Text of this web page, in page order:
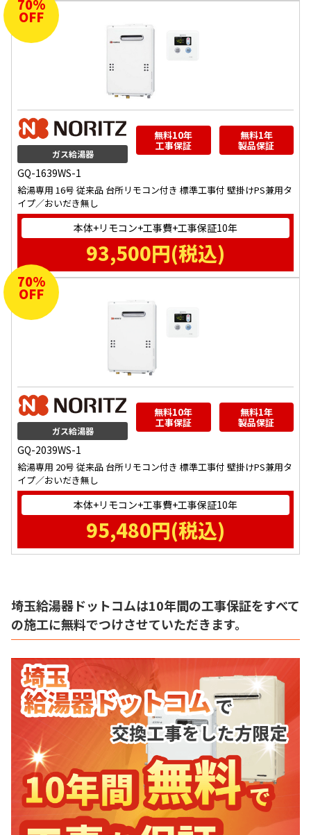
70%
OFF
ガス給湯器
無料10年
工事保証
無料1年
製品保証
GQ-1639WS-1
給湯専用 16号 従来品 台所リモコン付き 標準工事付 壁掛けPS兼用タ
イプ／おいだき無し
本体+リモコン+工事費+工事保証10年
93,500円(税込)
70%
OFF
ガス給湯器
無料10年
工事保証
無料1年
製品保証
GQ-2039WS-1
給湯専用 20号 従来品 台所リモコン付き 標準工事付 壁掛けPS兼用タ
イプ／おいだき無し
本体+リモコン+工事費+工事保証10年
95,480円(税込)
埼玉給湯器ドットコムは10年間の工事保証をすべて
の施工に無料でつけさせていただきます。